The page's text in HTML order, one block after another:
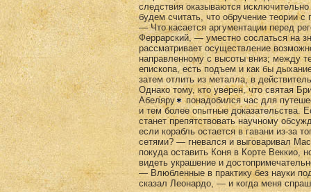
следствия оказываются
будем счи­тать, что обручение теории с
— Что касается аргументации перед
Феррарский, — уместно сослаться на
рассматривает осуществление
направленному с высоты вниз; между
епископа, есть подъем и как бы
затем отлить из металла, в
Однако тому, кто уверен, что святая
Абе­ляру
понадобился час для
и тем более опытные доказательства.
станет препятство­вать научному
если корабль остается в гавани из-за
сетями? — гневался и выговаривал
покуда оставить Коня в Корте Веккио,
ви­деть украшение и
— Влюбленные в практику без науки
сказал Леонардо, — и когда меня